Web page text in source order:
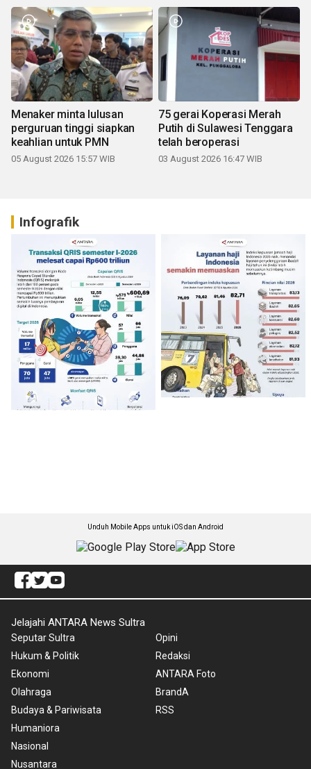
Menaker minta lulusan
perguruan tinggi siapkan
keahlian untuk PMN
05 August 2026 15:57 WIB
75 gerai Koperasi Merah
Putih di Sulawesi Tenggara
telah beroperasi
03 August 2026 16:47 WIB
Infografik
Unduh Mobile Apps untuk iOS dan Android
Jelajahi ANTARA News Sultra
Seputar Sultra
Hukum & Politik
Ekonomi
Olahraga
Budaya & Pariwisata
Humaniora
Nasional
Nusantara
Opini
Redaksi
ANTARA Foto
BrandA
RSS